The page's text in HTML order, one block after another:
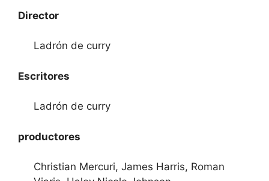
Director
Ladrón de curry
Escritores
Ladrón de curry
productores
Christian Mercuri, James Harris, Roman